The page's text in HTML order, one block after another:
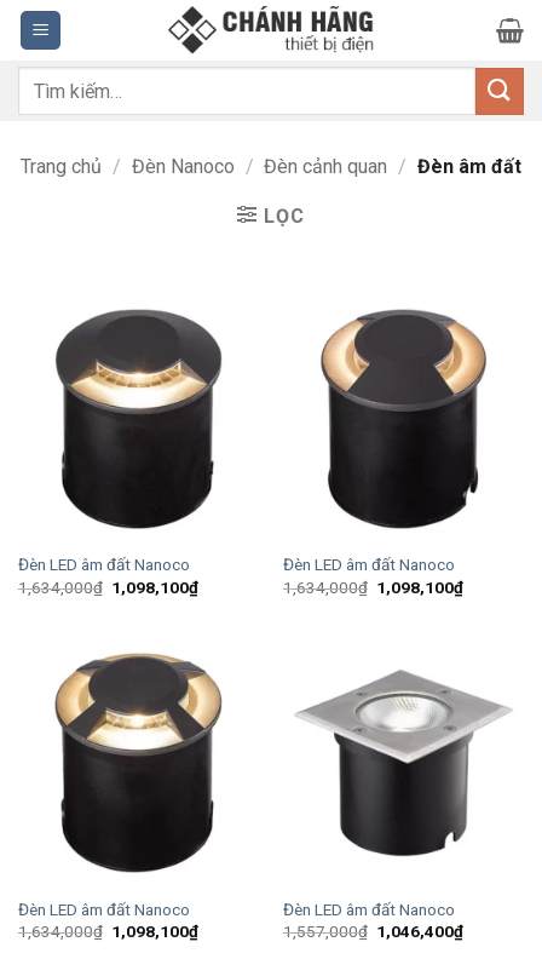
Bỏ
qua
nội
dung
Tìm
Trang chủ / Đèn Nanoco / Đèn cảnh quan / Đèn âm đất
LỌC
Đèn LED âm đất Nanoco
1,634,000₫ Giá
gốc
1,098,100₫Giá
hiện
Đèn LED âm đất Nanoco
1,634,000₫ Giá
gốc
1,098,100₫Giá
hiện
Đèn LED âm đất Nanoco
1,634,000₫ Giá
gốc
1,098,100₫Giá
hiện
Đèn LED âm đất Nanoco
1,557,000₫ Giá
gốc
1,046,400₫Giá
hiện